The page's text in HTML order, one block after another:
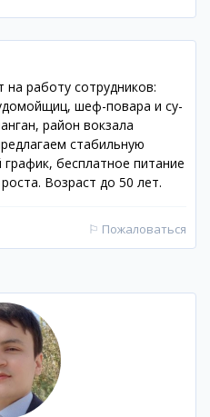
на работу сотрудников:
шеф-повара и су-
район вокзала
стабильную
бесплатное питание
Возраст до 50 лет.
⚐ Пожаловаться